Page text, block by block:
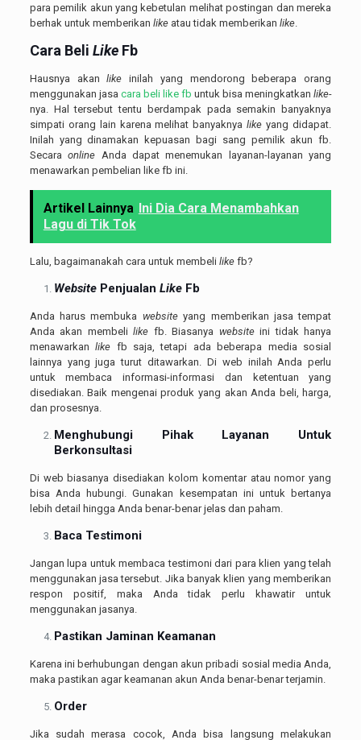
para pemilik akun yang kebetulan melihat postingan dan mereka
berhak untuk memberikan likeatau tidak memberikan like.
Cara Beli LikeFb
Hausnya akanlike inilah yang mendorong beberapa orang
menggunakan jasa cara beli like fb untuk bisa meningkatkanlike-
nya. Hal tersebut tentu berdampak pada semakin banyaknya
simpati orang lain karena melihat banyaknyalike yang didapat.
Inilah yang dinamakan kepuasan bagi sang pemilik akun fb.
Secaraonline Anda dapat menemukan layanan-layanan yang
menawarkan pembelian like fb ini.
Artikel Lainnya Ini Dia Cara Menambahkan
Lagu di Tik Tok
Lalu, bagaimanakah cara untuk membeli likefb?
WebsitePenjualan Like Fb
Anda harus membuka websiteyang memberikan jasa tempat
Anda akan membelilike fb. Biasanya websiteini tidak hanya
menawarkanlike fb saja, tetapi ada beberapa media sosial
lainnya yang juga turut ditawarkan. Di web inilah Anda perlu
untuk membaca informasi-informasi dan ketentuan yang
disediakan. Baik mengenai produk yang akan Anda beli, harga,
dan prosesnya.
Menghubungi Pihak Layanan Untuk
Berkonsultasi
Di web biasanya disediakan kolom komentar atau nomor yang
bisa Anda hubungi. Gunakan kesempatan ini untuk bertanya
lebih detail hingga Anda benar-benar jelas dan paham.
Baca Testimoni
Jangan lupa untuk membaca testimoni dari para klien yang telah
menggunakan jasa tersebut. Jika banyak klien yang memberikan
respon positif, maka Anda tidak perlu khawatir untuk
menggunakan jasanya.
Pastikan Jaminan Keamanan
Karena ini berhubungan dengan akun pribadi sosial media Anda,
maka pastikan agar keamanan akun Anda benar-benar terjamin.
Order
Jika sudah merasa cocok, Anda bisa langsung melakukan